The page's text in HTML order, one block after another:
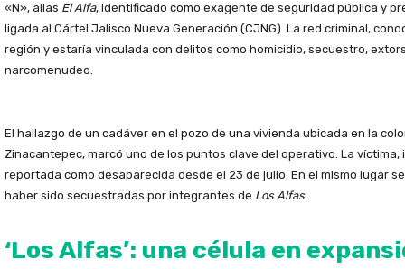
«N», alias El Alfa, identificado como exagente de seguridad pública y
ligada al Cártel Jalisco Nueva Generación (CJNG). La red criminal,
región y estaría vinculada con delitos como homicidio, secuestro,
narcomenudeo.
El hallazgo de un cadáver en el pozo de una vivienda ubicada en la
Zinacantepec, marcó uno de los puntos clave del operativo. La víctima,
reportada como desaparecida desde el 23 de julio. En el mismo lugar
haber sido secuestradas por integrantes de Los Alfas.
‘Los Alfas’: una célula en